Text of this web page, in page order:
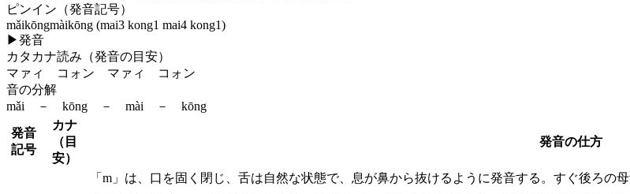
ピンイン（発音記号）
mǎikōngmàikōng (mai3 kong1 mai4 kong1)
▶発音
カタカナ読み（発音の目安）
マァィ コォン マァィ コォン
音の分解
mǎi － kōng － mài － kōng
発音
記号
カナ
（目
安）
発音の仕方
「m」は、口を固く閉じ、舌は自然な状態で、息が鼻から抜けるように発音する。すぐ後ろの